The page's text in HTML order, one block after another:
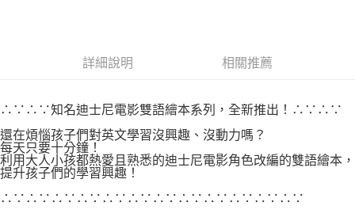
客戶支援中心」https://netprotections.freshdesk.com/support/home
１．透過由恩沛科技股份有限公司提供之「AFTEE先享後付」服務完成之交
權轉讓予恩沛科技股份有限公司。
２．關於個人資料處理事宜，請瀏覽以下網址：
https://aftee.tw/terms/#terms3
３．未成年的使用者請事先徵得法定代理人或監護人之同意方可使用
任。
每筆NT$80，滿NT$500(含以上)免運費
每筆NT$80，滿NT$500(含以上)免運費
付款後7-11取貨
每筆NT$80，滿NT$500(含以上)免運費
詳細說明 相關推薦
∴∵∴∵知名迪士尼電影雙語繪本系列，全新推出！∴∵∴∵
還在煩惱孩子們對英文學習沒興趣、沒動力嗎？
每天只要十分鐘！
利用大人小孩都熱愛且熟悉的迪士尼電影角色改編的雙語繪本，
提升孩子們的學習興趣！
∴∵∴∵∴∵∴∵∴∵∴∵∴∵∴∵∴∵∴∵∴∵∴∵